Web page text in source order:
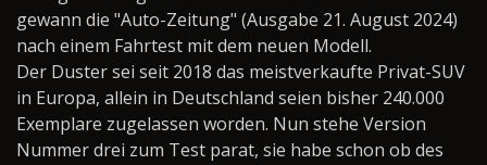
gewann die "Auto-Zeitung" (Ausgabe 21. August 2024)
nach einem Fahrtest mit dem neuen Modell.
Der Duster sei seit 2018 das meistverkaufte Privat-SUV
in Europa, allein in Deutschland seien bisher 240.000
Exemplare zugelassen worden. Nun stehe Version
Nummer drei zum Test parat, sie habe schon ob des